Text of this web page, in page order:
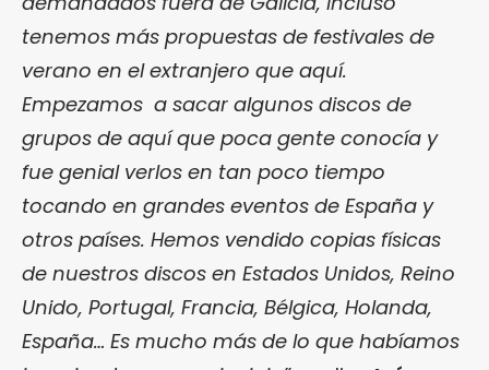
tenemos más propuestas de festivales de
verano en el extranjero que aquí.
Empezamos a sacar algunos discos de
grupos de aquí que poca gente conocía y
fue genial verlos en tan poco tiempo
tocando en grandes eventos de España y
otros países. Hemos vendido copias físicas
de nuestros discos en Estados Unidos, Reino
Unido, Portugal, Francia, Bélgica, Holanda,
España… Es mucho más de lo que habíamos